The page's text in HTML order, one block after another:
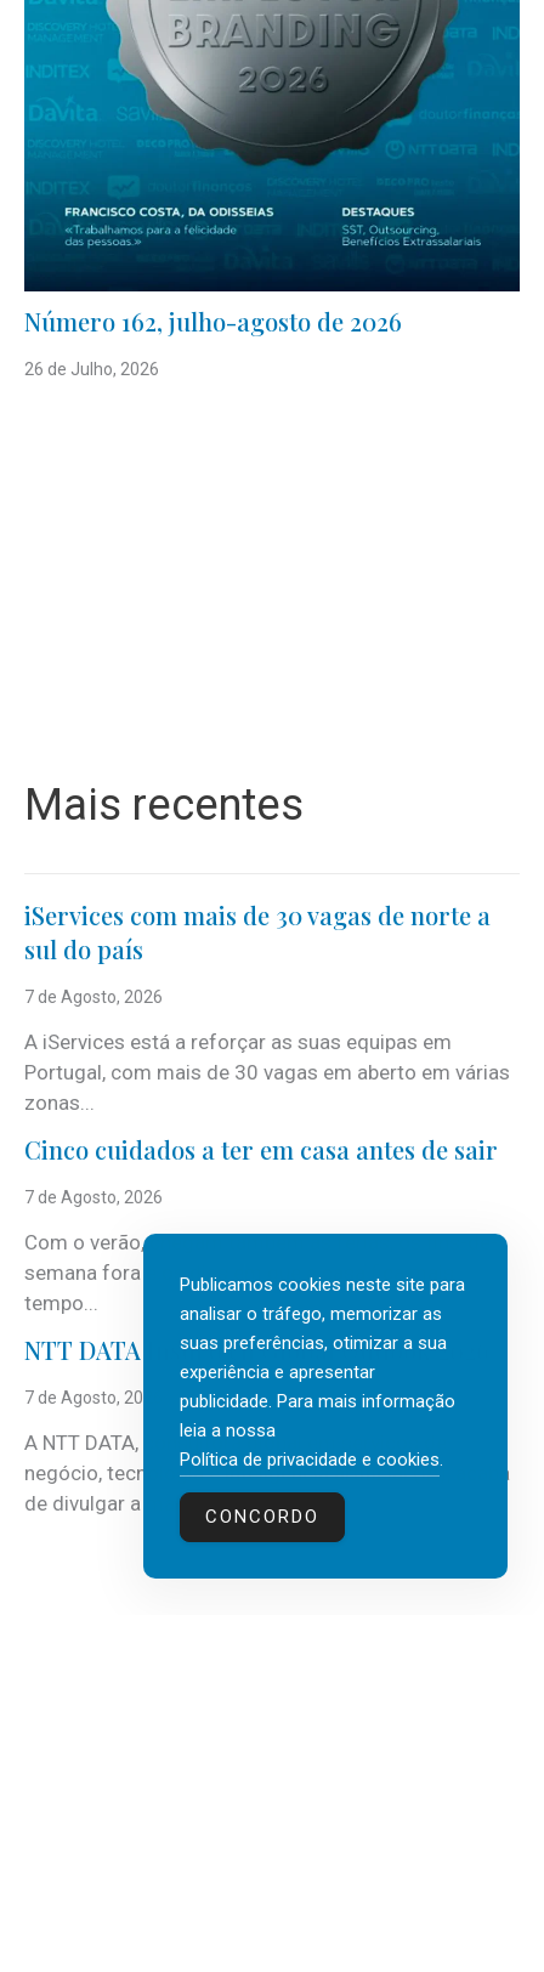
Número 162, julho-agosto de 2026
26 de Julho, 2026
Mais recentes
iServices com mais de 30 vagas de norte a
sul do país
7 de Agosto, 2026
A iServices está a reforçar as suas equipas em
Portugal, com mais de 30 vagas em aberto em várias
zonas...
Cinco cuidados a ter em casa antes de sair
7 de Agosto, 2026
Com o verão, chegam também as férias, os fins-de-
semana fora e os dias em que a casa fica mais
tempo...
NTT DATA Insurtech Global Outlook 2026
7 de Agosto, 2026
A NTT DATA, consultora global em serviços de
negócio, tecnologia e inteligência artificial (IA), acaba
de divulgar a mais recente...
Publicamos cookies neste site para
analisar o tráfego, memorizar as
suas preferências, otimizar a sua
experiência e apresentar
publicidade. Para mais informação
leia a nossa
Política de privacidade e cookies.
CONCORDO